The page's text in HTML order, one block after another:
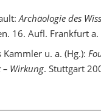
Archäologie des
16. Aufl. Frankfurt a.
Kammler u. a. (Hg.):
– Wirkung. Stuttgart